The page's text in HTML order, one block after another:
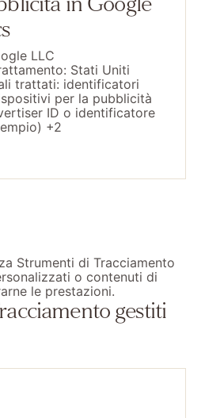
LLC
Stati Uniti
trattati: identificatori
per la pubblicità
ID o identificatore
+2
Strumenti di Tracciamento
o contenuti di
le prestazioni.
gestiti